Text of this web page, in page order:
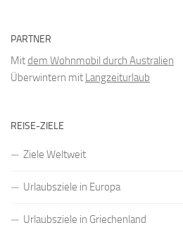
PARTNER
Mitdem Wohnmobil durch Australien
Überwintern mit Langzeiturlaub
REISE-ZIELE
Ziele Weltweit
Urlaubsziele in Europa
Urlaubsziele in Griechenland